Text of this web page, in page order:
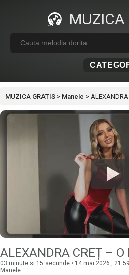
MUZICA
MUZICA GRATIS > Manele >
ALEXANDRA CREȚ – O
03 minute si 15 secunde • 14 mai 2026 ,
Manele